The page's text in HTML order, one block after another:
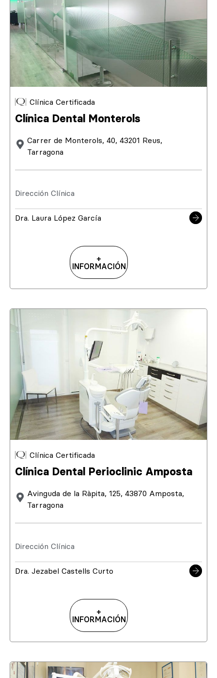
Clínica Certificada
Clínica Dental Monterols
Carrer de Monterols, 40, 43201 Reus,
Tarragona
Dirección Clínica
Dra. Laura López García
+
INFORMACIÓN
Clínica Certificada
Clínica Dental Perioclinic Amposta
Avinguda de la Ràpita, 125, 43870 Amposta,
Tarragona
Dirección Clínica
Dra. Jezabel Castells Curto
+
INFORMACIÓN